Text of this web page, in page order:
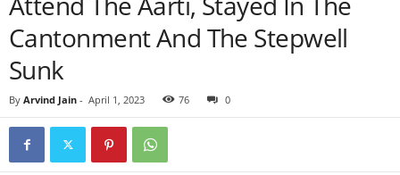
Cantonment And The Stepwell
Sunk
By Arvind Jain - April 1, 2023 76 0